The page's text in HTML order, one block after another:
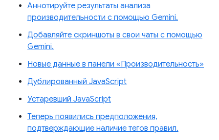
Аннотируйте результаты анализа
производительности с помощью Gemini.
Добавляйте скриншоты в свои чаты с помощью
Gemini.
Новые данные в панели «Производительность»
Дублированный JavaScript
Устаревший JavaScript
Теперь появились предположения,
подтверждающие наличие тегов правил.